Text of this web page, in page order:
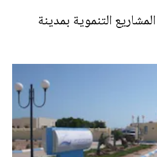
التنموية بمدينة